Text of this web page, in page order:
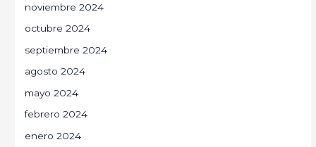
noviembre 2024
octubre 2024
septiembre 2024
agosto 2024
mayo 2024
febrero 2024
enero 2024